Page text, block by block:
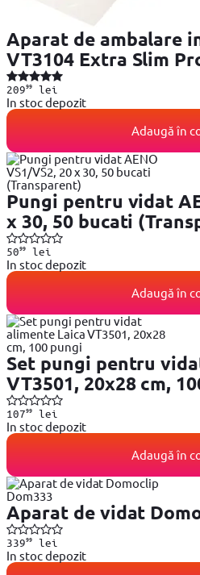
Aparat de ambalare
VT3104 Extra Slim
20999lei
In stoc depozit
Adaugă în
Pungi pentru vidat
x 30, 50 bucati
5099lei
In stoc depozit
Adaugă în
Set pungi pentru
VT3501, 20x28 cm,
10799lei
In stoc depozit
Adaugă în
Aparat de vidat
33999lei
In stoc depozit